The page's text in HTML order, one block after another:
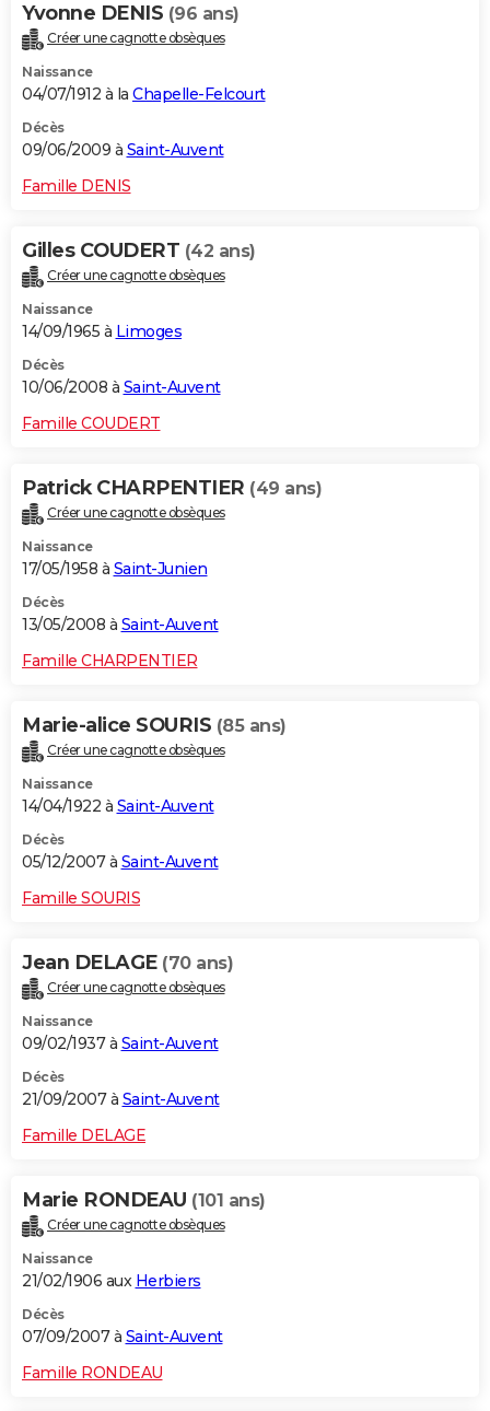
Yvonne DENIS (96 ans)
Créer une cagnotte obsèques
Naissance
04/07/1912 à la Chapelle-Felcourt
Décès
09/06/2009 à Saint-Auvent
Famille DENIS
Gilles COUDERT (42 ans)
Créer une cagnotte obsèques
Naissance
14/09/1965 à Limoges
Décès
10/06/2008 à Saint-Auvent
Famille COUDERT
Patrick CHARPENTIER (49 ans)
Créer une cagnotte obsèques
Naissance
17/05/1958 à Saint-Junien
Décès
13/05/2008 à Saint-Auvent
Famille CHARPENTIER
Marie-alice SOURIS (85 ans)
Créer une cagnotte obsèques
Naissance
14/04/1922 à Saint-Auvent
Décès
05/12/2007 à Saint-Auvent
Famille SOURIS
Jean DELAGE (70 ans)
Créer une cagnotte obsèques
Naissance
09/02/1937 à Saint-Auvent
Décès
21/09/2007 à Saint-Auvent
Famille DELAGE
Marie RONDEAU (101 ans)
Créer une cagnotte obsèques
Naissance
21/02/1906 aux Herbiers
Décès
07/09/2007 à Saint-Auvent
Famille RONDEAU